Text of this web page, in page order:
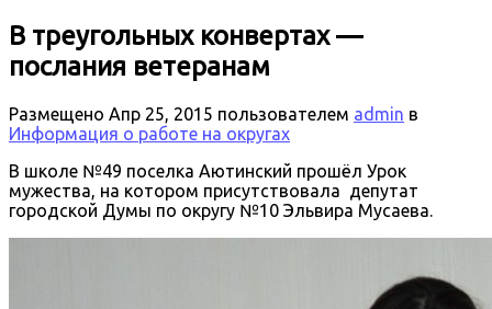
В треугольных конвертах —
послания ветеранам
Размещено Апр 25, 2015 пользователем admin в
Информация о работе на округах
В школе №49 поселка Аютинский прошёл Урок
мужества, на котором присутствовала депутат
городской Думы по округу №10 Эльвира Мусаева.